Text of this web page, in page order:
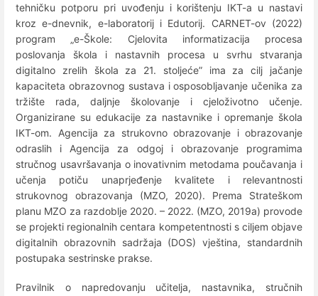
tehničku potporu pri uvođenju i korištenju IKT-a u nastavi
kroz e-dnevnik, e-laboratorij i Edutorij. CARNET-ov (2022)
program „e-Škole: Cjelovita informatizacija procesa
poslovanja škola i nastavnih procesa u svrhu stvaranja
digitalno zrelih škola za 21. stoljeće” ima za cilj jačanje
kapaciteta obrazovnog sustava i osposobljavanje učenika za
tržište rada, daljnje školovanje i cjeloživotno učenje.
Organizirane su edukacije za nastavnike i opremanje škola
IKT-om. Agencija za strukovno obrazovanje i obrazovanje
odraslih i Agencija za odgoj i obrazovanje programima
stručnog usavršavanja o inovativnim metodama poučavanja i
učenja potiču unaprjeđenje kvalitete i relevantnosti
strukovnog obrazovanja (MZO, 2020). Prema Strateškom
planu MZO za razdoblje 2020. – 2022. (MZO, 2019a) provode
se projekti regionalnih centara kompetentnosti s ciljem objave
digitalnih obrazovnih sadržaja (DOS) vještina, standardnih
postupaka sestrinske prakse.
Pravilnik o napredovanju učitelja, nastavnika, stručnih